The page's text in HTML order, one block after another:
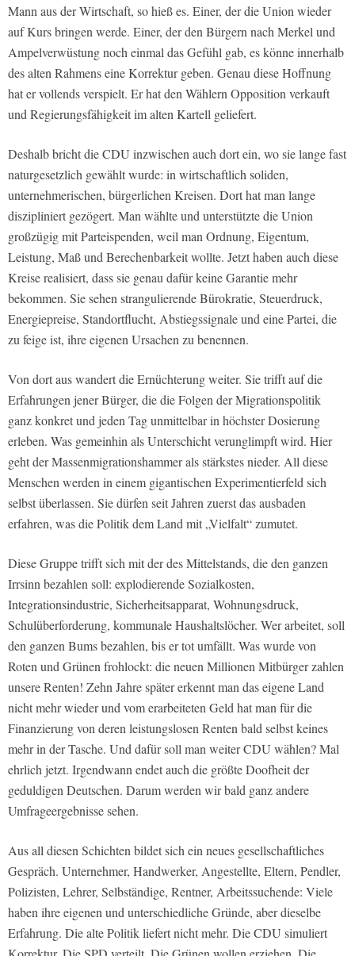
Mann aus der Wirtschaft, so hieß es. Einer, der die Union wieder
auf Kurs bringen werde. Einer, der den Bürgern nach Merkel und
Ampelverwüstung noch einmal das Gefühl gab, es könne innerhalb
des alten Rahmens eine Korrektur geben. Genau diese Hoffnung
hat er vollends verspielt. Er hat den Wählern Opposition verkauft
und Regierungsfähigkeit im alten Kartell geliefert.
Deshalb bricht die CDU inzwischen auch dort ein, wo sie lange fast
naturgesetzlich gewählt wurde: in wirtschaftlich soliden,
unternehmerischen, bürgerlichen Kreisen. Dort hat man lange
diszipliniert gezögert. Man wählte und unterstützte die Union
großzügig mit Parteispenden, weil man Ordnung, Eigentum,
Leistung, Maß und Berechenbarkeit wollte. Jetzt haben auch diese
Kreise realisiert, dass sie genau dafür keine Garantie mehr
bekommen. Sie sehen strangulierende Bürokratie, Steuerdruck,
Energiepreise, Standortflucht, Abstiegssignale und eine Partei, die
zu feige ist, ihre eigenen Ursachen zu benennen.
Von dort aus wandert die Ernüchterung weiter. Sie trifft auf die
Erfahrungen jener Bürger, die die Folgen der Migrationspolitik
ganz konkret und jeden Tag unmittelbar in höchster Dosierung
erleben. Was gemeinhin als Unterschicht verunglimpft wird. Hier
geht der Massenmigrationshammer als stärkstes nieder. All diese
Menschen werden in einem gigantischen Experimentierfeld sich
selbst überlassen. Sie dürfen seit Jahren zuerst das ausbaden
erfahren, was die Politik dem Land mit „Vielfalt“ zumutet.
Diese Gruppe trifft sich mit der des Mittelstands, die den ganzen
Irrsinn bezahlen soll: explodierende Sozialkosten,
Integrationsindustrie, Sicherheitsapparat, Wohnungsdruck,
Schulüberforderung, kommunale Haushaltslöcher. Wer arbeitet, soll
den ganzen Bums bezahlen, bis er tot umfällt. Was wurde von
Roten und Grünen frohlockt: die neuen Millionen Mitbürger zahlen
unsere Renten! Zehn Jahre später erkennt man das eigene Land
nicht mehr wieder und vom erarbeiteten Geld hat man für die
Finanzierung von deren leistungslosen Renten bald selbst keines
mehr in der Tasche. Und dafür soll man weiter CDU wählen? Mal
ehrlich jetzt. Irgendwann endet auch die größte Doofheit der
geduldigen Deutschen. Darum werden wir bald ganz andere
Umfrageergebnisse sehen.
Aus all diesen Schichten bildet sich ein neues gesellschaftliches
Gespräch. Unternehmer, Handwerker, Angestellte, Eltern, Pendler,
Polizisten, Lehrer, Selbständige, Rentner, Arbeitssuchende: Viele
haben ihre eigenen und unterschiedliche Gründe, aber dieselbe
Erfahrung. Die alte Politik liefert nicht mehr. Die CDU simuliert